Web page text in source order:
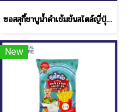
ซอสสุกี้ชาบูน้ำดำเข้มข้นสไตล์ญี่ปุ่น 650 ML.
New